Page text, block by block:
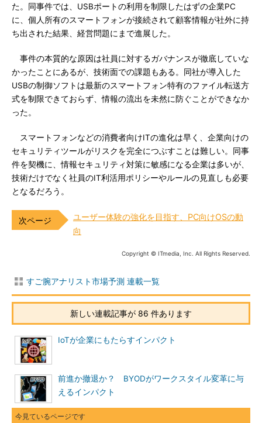
た。同事件では、USBポートの利用を制限したはずの企業PC
に、個人所有のスマートフォンが接続されて顧客情報が社外に持
ち出された結果、経営問題にまで進展した。
事件の本質的な原因は社員に対するガバナンスが徹底していな
かったことにあるが、技術面での課題もある。同社が導入した
USBの制御ソフトは最新のスマートフォン特有のファイル転送方
式を制限できておらず、情報の流出を未然に防ぐことができなか
った。
スマートフォンなどの消費者向けITの進化は早く、企業向けの
セキュリティツールがリスクを完全につぶすことは難しい。同事
件を契機に、情報セキュリティ対策に敏感になる企業は多いが、
技術だけでなく社員のIT利活用ポリシーやルールの見直しも必要
となるだろう。
ユーザー体験の強化を目指す、PC向けOSの動
向
Copyright © ITmedia, Inc. All Rights Reserved.
すご腕アナリスト市場予測 連載一覧
新しい連載記事が 86 件あります
IoTが企業にもたらすインパクト
前進か撤退か？ BYODがワークスタイル変革に与
えるインパクト